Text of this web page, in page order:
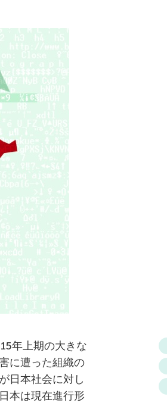
年上期の大きな
に遭った組織の
日本社会に対し
本は現在進行形